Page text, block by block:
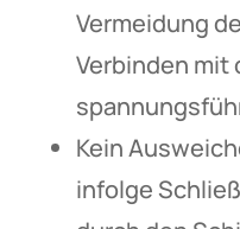
Vermeidung
Verbinden mit
Kein
infolge